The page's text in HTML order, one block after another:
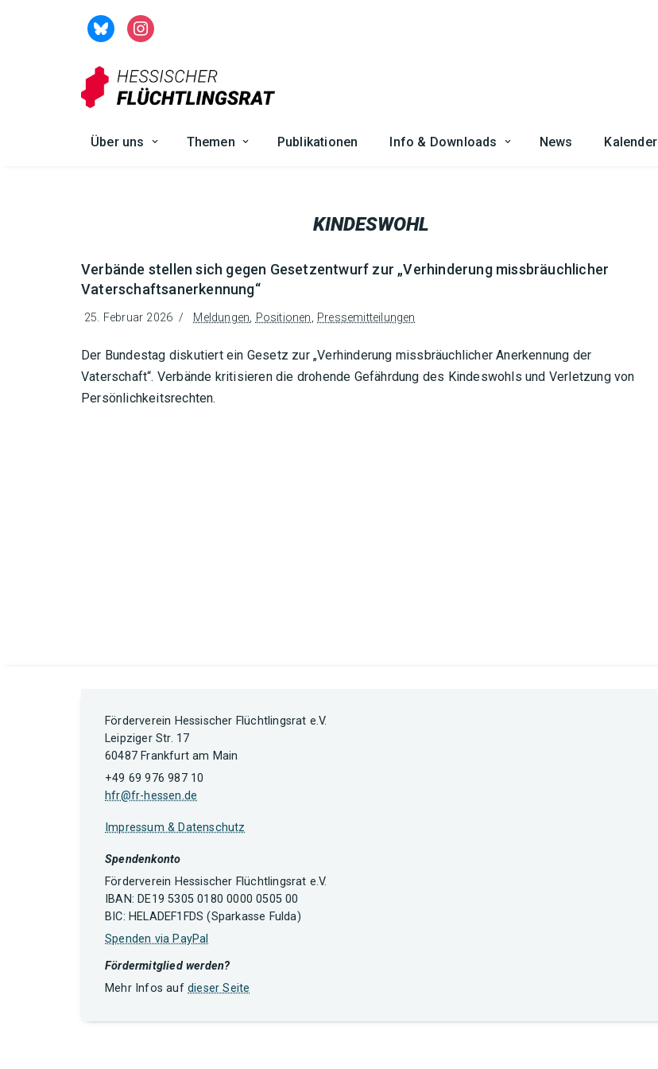
Über uns Themen Publikationen Info & Downloads News Kalender
KINDESWOHL
Verbände stellen sich gegen Gesetzentwurf zur „Verhinderung missbräuchlicher
Vaterschaftsanerkennung“
25. Februar 2026 Meldungen, Positionen, Pressemitteilungen
Der Bundestag diskutiert ein Gesetz zur „Verhinderung missbräuchlicher Anerkennung der
Vaterschaft“. Verbände kritisieren die drohende Gefährdung des Kindeswohls und Verletzung von
Persönlichkeitsrechten.
Förderverein Hessischer Flüchtlingsrat e.V.
Leipziger Str. 17
60487 Frankfurt am Main
+49 69 976 987 10
hfr@fr-hessen.de
Impressum & Datenschutz
Spendenkonto
Förderverein Hessischer Flüchtlingsrat e.V.
IBAN: DE19 5305 0180 0000 0505 00
BIC: HELADEF1FDS (Sparkasse Fulda)
Spenden via PayPal
Fördermitglied werden?
Mehr Infos auf dieser Seite